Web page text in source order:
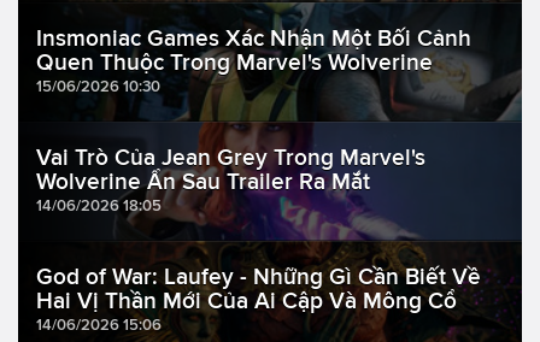
Insmoniac Games Xác Nhận Một Bối Cảnh
Quen Thuộc Trong Marvel's Wolverine
15/06/2026 10:30
Vai Trò Của Jean Grey Trong Marvel's
Wolverine Ẩn Sau Trailer Ra Mắt
14/06/2026 18:05
God of War: Laufey - Những Gì Cần Biết Về
Hai Vị Thần Mới Của Ai Cập Và Mông Cổ
14/06/2026 15:06